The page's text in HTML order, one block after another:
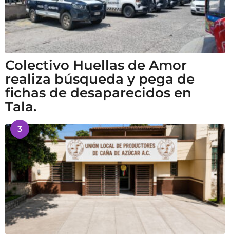
Colectivo Huellas de Amor
realiza búsqueda y pega de
fichas de desaparecidos en
Tala.
3